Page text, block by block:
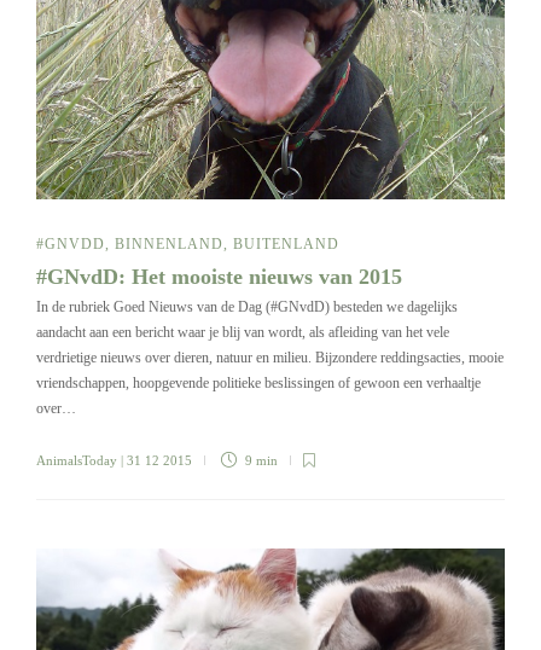
#GNVDD, BINNENLAND, BUITENLAND
#GNvdD: Het mooiste nieuws van 2015
In de rubriek Goed Nieuws van de Dag (#GNvdD) besteden we dagelijks
aandacht aan een bericht waar je blij van wordt, als afleiding van het vele
verdrietige nieuws over dieren, natuur en milieu. Bijzondere reddingsacties, mooie
vriendschappen, hoopgevende politieke beslissingen of gewoon een verhaaltje
over…
AnimalsToday | 31 12 2015 9 min